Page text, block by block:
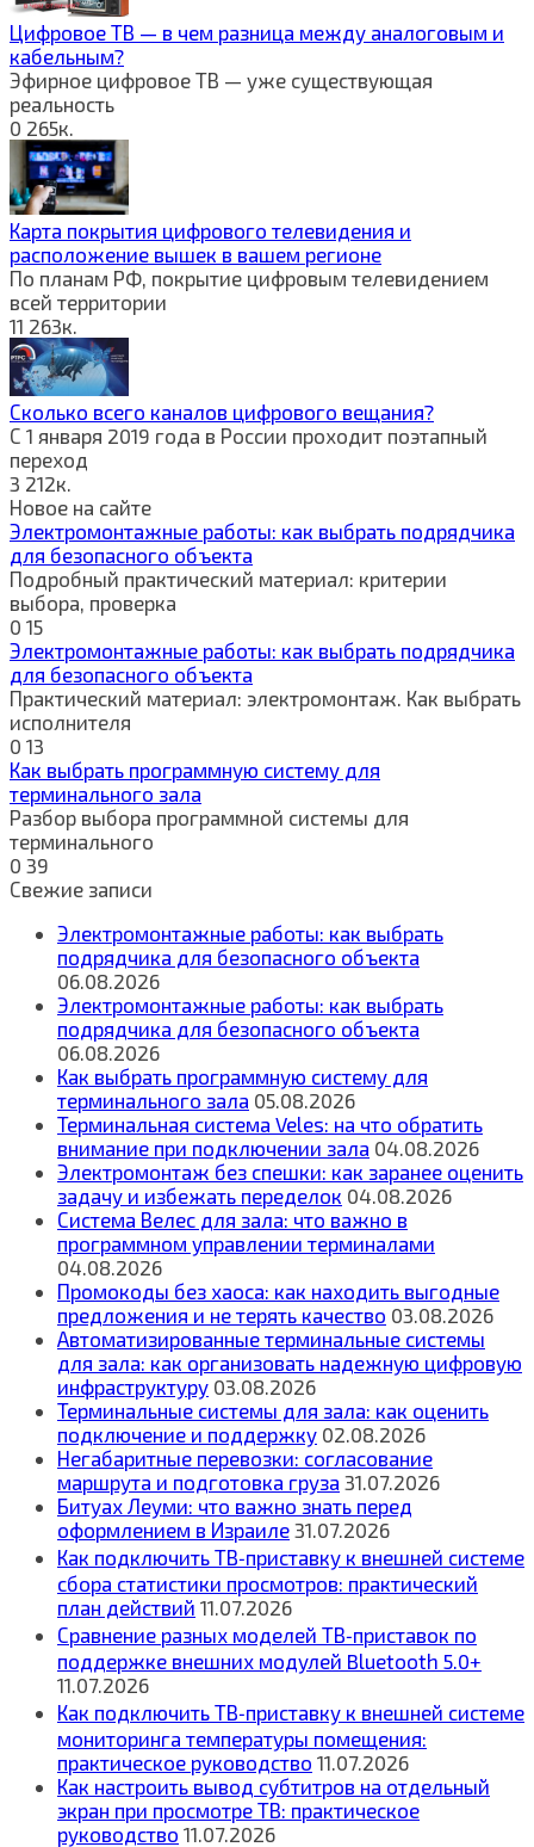
Цифровое ТВ — в чем разница между аналоговым и
кабельным?
Эфирное цифровое ТВ — уже существующая
реальность
0 265к.
Карта покрытия цифрового телевидения и
расположение вышек в вашем регионе
По планам РФ, покрытие цифровым телевидением
всей территории
11 263к.
Сколько всего каналов цифрового вещания?
С 1 января 2019 года в России проходит поэтапный
переход
3 212к.
Новое на сайте
Электромонтажные работы: как выбрать подрядчика
для безопасного объекта
Подробный практический материал: критерии
выбора, проверка
0 15
Электромонтажные работы: как выбрать подрядчика
для безопасного объекта
Практический материал: электромонтаж. Как выбрать
исполнителя
0 13
Как выбрать программную систему для
терминального зала
Разбор выбора программной системы для
терминального
0 39
Свежие записи
Электромонтажные работы: как выбрать
подрядчика для безопасного объекта
06.08.2026
Электромонтажные работы: как выбрать
подрядчика для безопасного объекта
06.08.2026
Как выбрать программную систему для
терминального зала 05.08.2026
Терминальная система Veles: на что обратить
внимание при подключении зала 04.08.2026
Электромонтаж без спешки: как заранее оценить
задачу и избежать переделок 04.08.2026
Система Велес для зала: что важно в
программном управлении терминалами
04.08.2026
Промокоды без хаоса: как находить выгодные
предложения и не терять качество 03.08.2026
Автоматизированные терминальные системы
для зала: как организовать надежную цифровую
инфраструктуру 03.08.2026
Терминальные системы для зала: как оценить
подключение и поддержку 02.08.2026
Негабаритные перевозки: согласование
маршрута и подготовка груза 31.07.2026
Битуах Леуми: что важно знать перед
оформлением в Израиле 31.07.2026
Как подключить ТВ‑приставку к внешней системе
сбора статистики просмотров: практический
план действий 11.07.2026
Сравнение разных моделей ТВ‑приставок по
поддержке внешних модулей Bluetooth 5.0+
11.07.2026
Как подключить ТВ‑приставку к внешней системе
мониторинга температуры помещения:
практическое руководство 11.07.2026
Как настроить вывод субтитров на отдельный
экран при просмотре ТВ: практическое
руководство 11.07.2026